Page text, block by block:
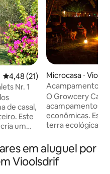
4,48 de uma avaliação média
4,48 (21)
Nr. 1
de casal,
Este
um
uma
as
Internet
Microcasa ⋅
Acampamento e
Growcery Camp
O Growcery
acampamentos e
econômicas.
terra ecológica
ambiente natural
montanha e o
e especiarias
em aluguel por
Vioolsdrif